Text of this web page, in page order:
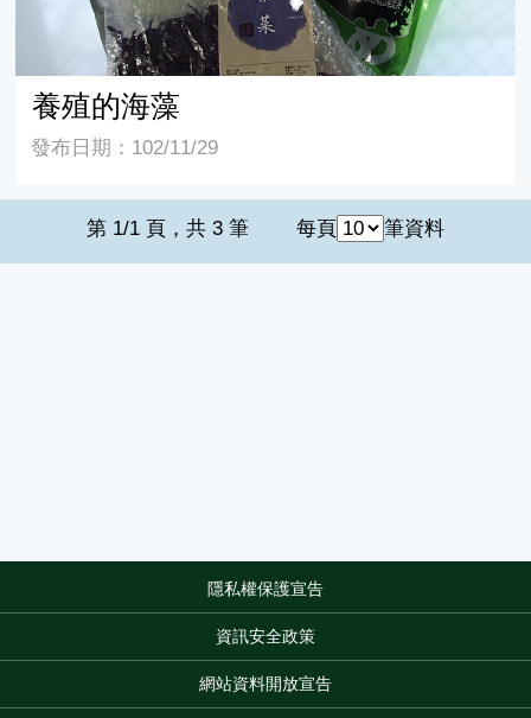
養殖的海藻
發布日期：102/11/29
第 1/1 頁，共 3 筆 每頁 筆資料
隱私權保護宣告
資訊安全政策
網站資料開放宣告